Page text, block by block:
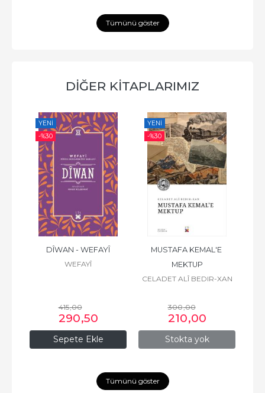
Tümünü göster
DİĞER KİTAPLARIMIZ
YENI
-%30
Sepete Ekle
DÎWAN - WEFAYÎ
WEFAYÎ
415,00
290,50
YENI
-%30
Stokta yok
MUSTAFA KEMAL'E
MEKTUP
CELADET ALÎ BEDIR-XAN
300,00
210,00
Tümünü göster